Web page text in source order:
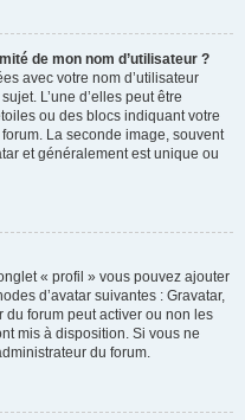
de mon nom d’utilisateur ?
avec votre nom d’utilisateur
L’une d’elles peut être
ou des blocs indiquant votre
La seconde image, souvent
et généralement est unique ou
« profil » vous pouvez ajouter
d’avatar suivantes : Gravatar,
du forum peut activer ou non les
mis à disposition. Si vous ne
du forum.